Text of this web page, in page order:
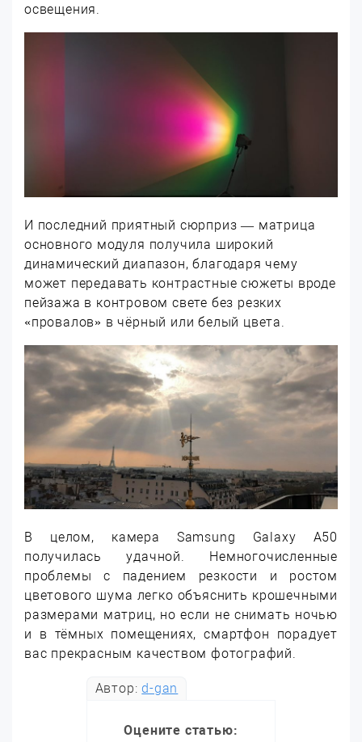
освещения.
И последний приятный сюрприз — матрица
основного модуля получила широкий
динамический диапазон, благодаря чему
может передавать контрастные сюжеты вроде
пейзажа в контровом свете без резких
«провалов» в чёрный или белый цвета.
В целом, камера Samsung Galaxy A50
получилась удачной. Немногочисленные
проблемы с падением резкости и ростом
цветового шума легко объяснить крошечными
размерами матриц, но если не снимать ночью
и в тёмных помещениях, смартфон порадует
вас прекрасным качеством фотографий.
Автор:d-gan
Оцените статью: